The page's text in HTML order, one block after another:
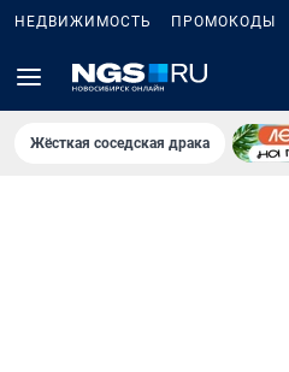
НЕДВИЖИМОСТЬ ПРОМОКОДЫ
Жёсткая соседская драка